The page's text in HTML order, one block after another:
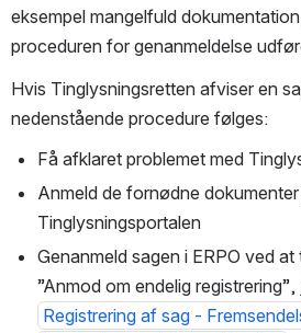
eksempel mangelfuld
proceduren for genanmeldelse
Hvis Tinglysningsretten afviser en
nedenstående procedure følges:
Få afklaret problemet med
Anmeld de fornødne
Tinglysningsportalen
Genanmeld sagen i ERPO ved
”Anmod om endelig
Registrering af sag -